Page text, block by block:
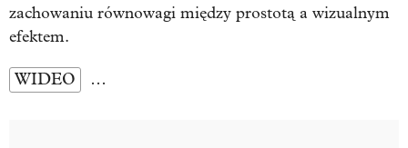
zachowaniu równowagi między prostotą a wizualnym
efektem.
WIDEO …